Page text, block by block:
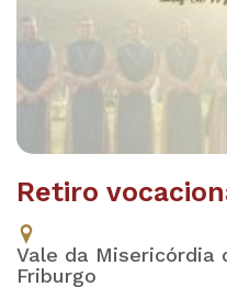
Retiro
Vale da Misericórdia
Friburgo